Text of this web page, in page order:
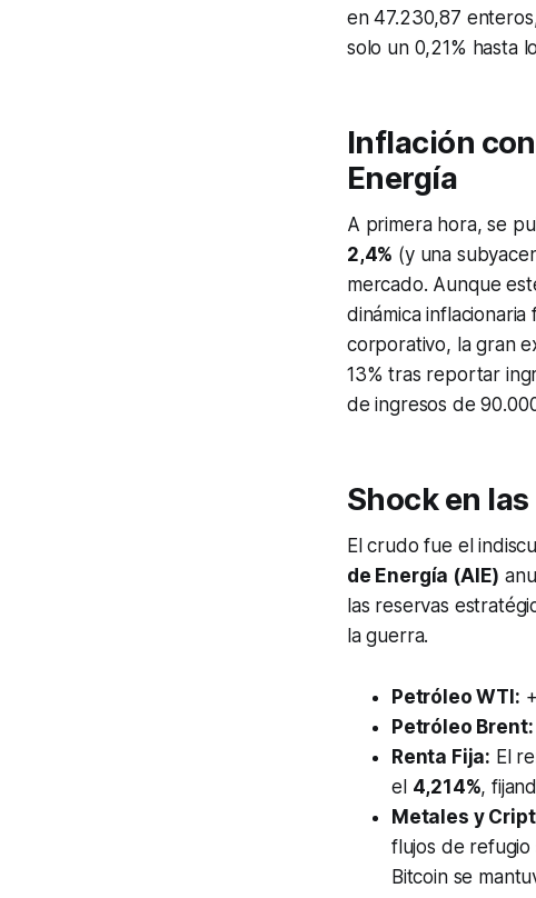
en 47.230,87
solo un 0,21% hasta
Inflación
Energía
A primera hora, se
2,4% (y una
mercado. Aunque
dinámica
corporativo, la gran
13% tras reportar
de ingresos de
Shock en
El crudo fue el
de Energía (AIE)
las reservas
la guerra.
Petróleo WTI:
Petróleo Brent:
Renta Fija: El
el 4,214%,
Metales y
flujos de refugio
Bitcoin se